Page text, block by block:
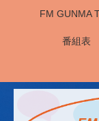
FM GUNMA
番組表